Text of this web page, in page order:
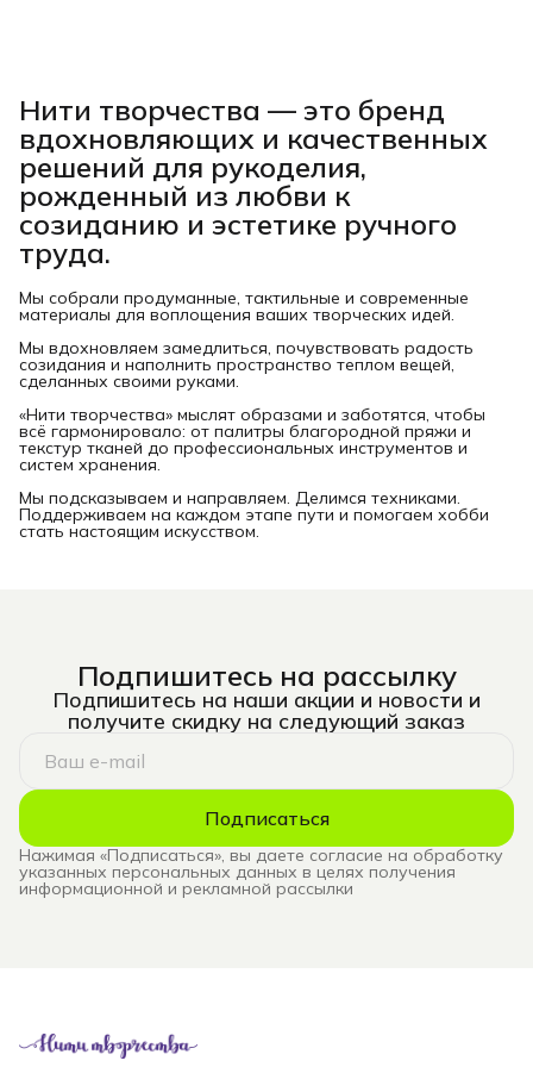
Нити творчества — это бренд
вдохновляющих и качественных
решений для рукоделия,
рожденный из любви к
созиданию и эстетике ручного
труда.
Мы собрали продуманные, тактильные и современные
материалы для воплощения ваших творческих идей.
Мы вдохновляем замедлиться, почувствовать радость
созидания и наполнить пространство теплом вещей,
сделанных своими руками.
«Нити творчества» мыслят образами и заботятся, чтобы
всё гармонировало: от палитры благородной пряжи и
текстур тканей до профессиональных инструментов и
систем хранения.
Мы подсказываем и направляем. Делимся техниками.
Поддерживаем на каждом этапе пути и помогаем хобби
стать настоящим искусством.
Подпишитесь на рассылку
Подпишитесь на наши акции и новости и
получите скидку на следующий заказ
Подписаться
Нажимая «Подписаться», вы даете согласие на обработку
указанных персональных данных в целях получения
информационной и рекламной рассылки